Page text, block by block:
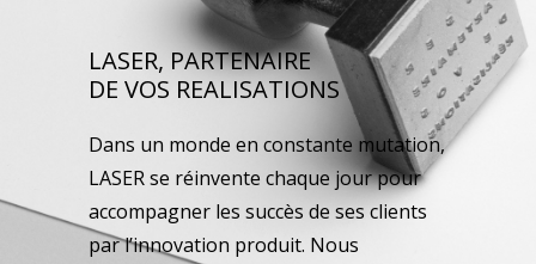
LASER, PARTENAIRE
DE VOS REALISATIONS
Dans un monde en constante mutation,
LASER se réinvente chaque jour pour
accompagner les succès de ses clients
par l’innovation produit. Nous